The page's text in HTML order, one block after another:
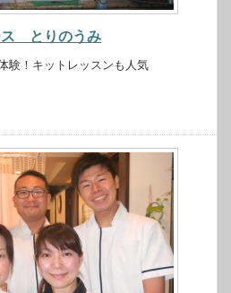
ス とりのうみ
験！キットレッスンも人気